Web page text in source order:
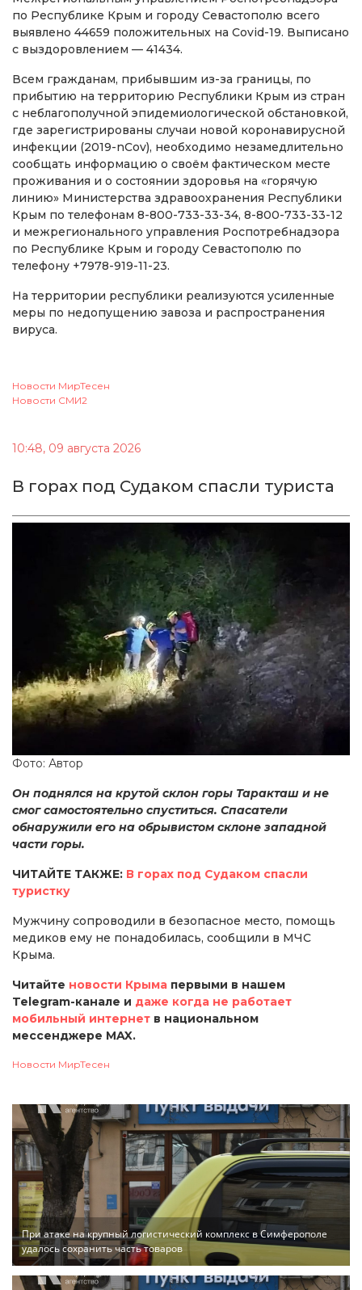
по Республике Крым и городу Севастополю всего
выявлено 44659 положительных на Covid-19. Выписано
с выздоровлением — 41434.
Всем гражданам, прибывшим из-за границы, по
прибытию на территорию Республики Крым из стран
с неблагополучной эпидемиологической обстановкой,
где зарегистрированы случаи новой коронавирусной
инфекции (2019-nCov), необходимо незамедлительно
сообщать информацию о своём фактическом месте
проживания и о состоянии здоровья на «горячую
линию» Министерства здравоохранения Республики
Крым по телефонам 8-800-733-33-34, 8-800-733-33-12
и межрегионального управления Роспотребнадзора
по Республике Крым и городу Севастополю по
телефону +7978-919-11-23.
На территории республики реализуются усиленные
меры по недопущению завоза и распространения
вируса.
Новости МирТесен
Новости СМИ2
10:48, 09 августа 2026
В горах под Судаком спасли туриста
Фото: Автор
Он поднялся на крутой склон горы Таракташ и не
смог самостоятельно спуститься. Спасатели
обнаружили его на обрывистом склоне западной
части горы.
ЧИТАЙТЕ ТАКЖЕ: В горах под Судаком спасли
туристку
Мужчину сопроводили в безопасное место, помощь
медиков ему не понадобилась, сообщили в МЧС
Крыма.
Читайте новости Крыма первыми в нашем
Telegram-канале и даже когда не работает
мобильный интернет в национальном
мессенджере MAX.
Новости МирТесен
При атаке на крупный логистический комплекс в Симферополе
удалось сохранить часть товаров